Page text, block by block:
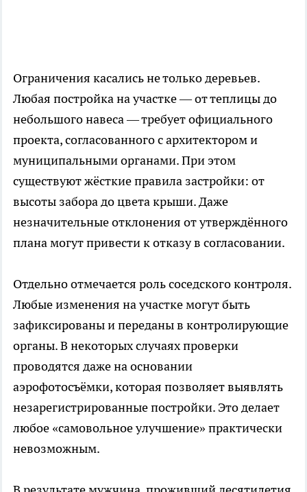
Ограничения касались не только деревьев.
Любая постройка на участке — от теплицы до
небольшого навеса — требует официального
проекта, согласованного с архитектором и
муниципальными органами. При этом
существуют жёсткие правила застройки: от
высоты забора до цвета крыши. Даже
незначительные отклонения от утверждённого
плана могут привести к отказу в согласовании.
Отдельно отмечается роль соседского контроля.
Любые изменения на участке могут быть
зафиксированы и переданы в контролирующие
органы. В некоторых случаях проверки
проводятся даже на основании
аэрофотосъёмки, которая позволяет выявлять
незарегистрированные постройки. Это делает
любое «самовольное улучшение» практически
невозможным.